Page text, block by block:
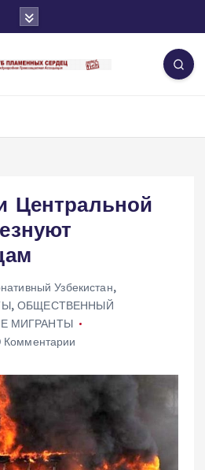
Центральной
Узбекистан,
, ОБЩЕСТВЕННЫЙ
МИГРАНТЫ
Комментарии